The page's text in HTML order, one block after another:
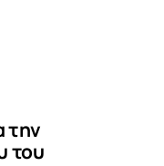
την
του